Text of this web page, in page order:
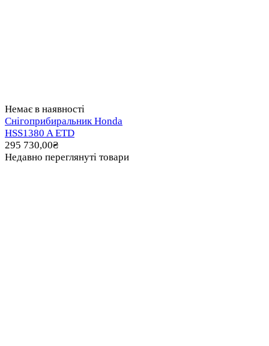
Немає в наявності
Снігоприбиральник Honda
HSS1380 A ETD
295 730,00₴
Недавно переглянуті товари